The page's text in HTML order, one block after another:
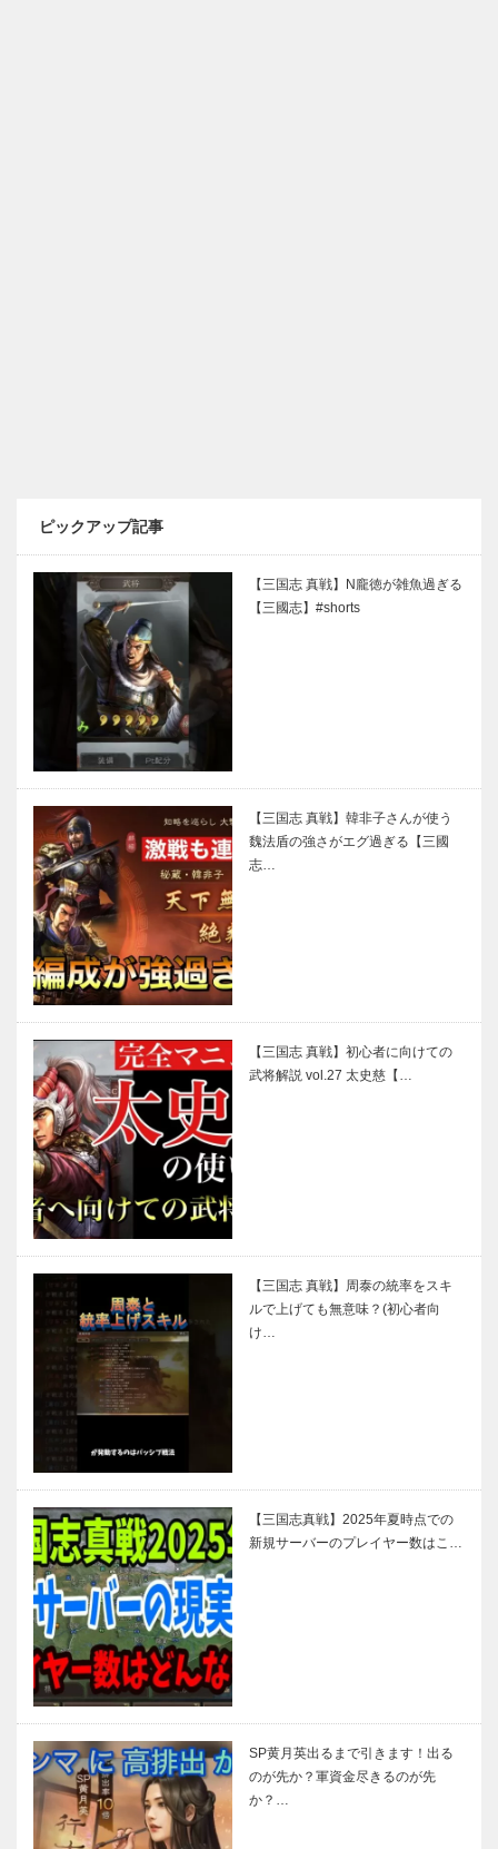
ピックアップ記事
【三国志 真戦】N龐徳が雑魚過ぎる
【三國志】#shorts
【三国志 真戦】韓非子さんが使う
魏法盾の強さがエグ過ぎる【三國
志…
【三国志 真戦】初心者に向けての
武将解説 vol.27 太史慈【…
【三国志 真戦】周泰の統率をスキ
ルで上げても無意味？(初心者向
け…
【三国志真戦】2025年夏時点での
新規サーバーのプレイヤー数はこ…
SP黄月英出るまで引きます！出る
のが先か？軍資金尽きるのが先
か？…